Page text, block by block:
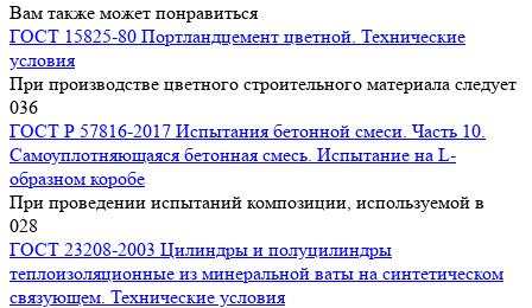
Вам также может понравиться
ГОСТ 15825-80 Портландцемент цветной. Технические
условия
При производстве цветного строительного материала следует
036
ГОСТ Р 57816-2017 Испытания бетонной смеси. Часть 10.
Самоуплотняющаяся бетонная смесь. Испытание на L-
образном коробе
При проведении испытаний композиции, используемой в
028
ГОСТ 23208-2003 Цилиндры и полуцилиндры
теплоизоляционные из минеральной ваты на синтетическом
связующем. Технические условия